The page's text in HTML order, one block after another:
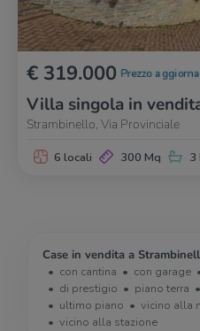
€ 319.000 Prezzo
Villa singola in
Strambinello, Via Provinciale
6 locali 300 Mq 3
Case in vendita a
con cantina
con garage
di prestigio
piano terra
ultimo piano
vicino alla
vicino alla stazione